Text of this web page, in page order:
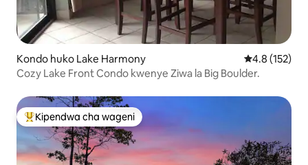
Kondo huko Lake Harmony Ukadiriaji wa
4.8 (152)
Cozy Lake Front Condo kwenye Ziwa la Big Boulder.
Kipendwa maarufu cha wageni
Kipendwa cha wageni